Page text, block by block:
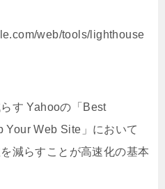
web/tools/lighthouse
す Yahooの「Best
Your Web Site」において
減らすことが高速化の基本